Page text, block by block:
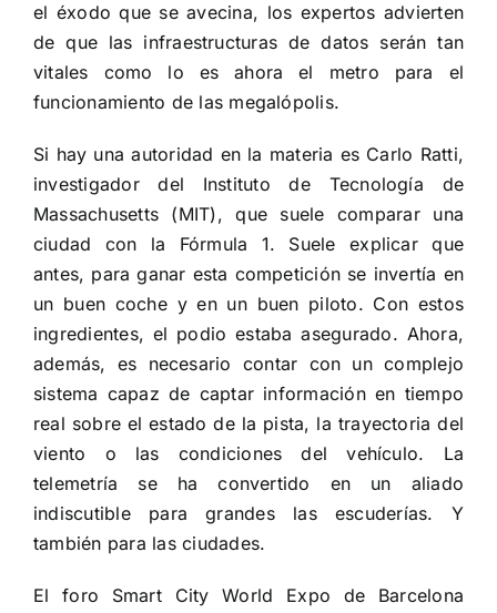
el éxodo que se avecina, los expertos advierten
de que las infraestructuras de datos serán tan
vitales como lo es ahora el metro para el
funcionamiento de las megalópolis.
Si hay una autoridad en la materia es Carlo Ratti,
investigador del Instituto de Tecnología de
Massachusetts (MIT), que suele comparar una
ciudad con la Fórmula 1. Suele explicar que
antes, para ganar esta competición se invertía en
un buen coche y en un buen piloto. Con estos
ingredientes, el podio estaba asegurado. Ahora,
además, es necesario contar con un complejo
sistema capaz de captar información en tiempo
real sobre el estado de la pista, la trayectoria del
viento o las condiciones del vehículo. La
telemetría se ha convertido en un aliado
indiscutible para grandes las escuderías. Y
también para las ciudades.
El foro Smart City World Expo de Barcelona